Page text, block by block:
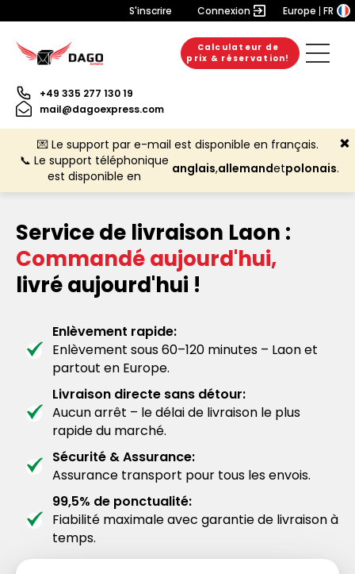
S'inscrire Connexion Europe FR
Calculateur de
prix & réservation!
+49 335 277 130 19
mail@dagoexpress.com
💌 Le support par e-mail est disponible en français.
📞 Le support téléphonique
est disponible en
anglais,allemandetpolonais.
Service de livraison Laon :
Commandé aujourd'hui,
livré aujourd'hui !
Enlèvement rapide:
Enlèvement sous 60–120 minutes – Laon et
partout en Europe.
Livraison directe sans détour:
Aucun arrêt – le délai de livraison le plus
rapide du marché.
Sécurité & Assurance:
Assurance transport pour tous les envois.
99,5% de ponctualité:
Fiabilité maximale avec garantie de livraison à
temps.